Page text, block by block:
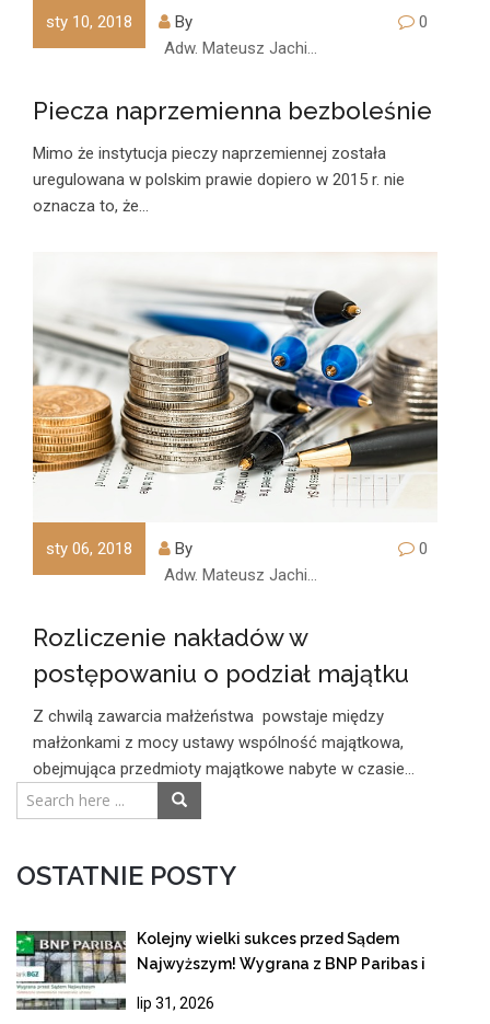
sty 10, 2018
By
Adw. Mateusz Jachimczyk
0
Piecza naprzemienna bezboleśnie
Mimo że instytucja pieczy naprzemiennej została
uregulowana w polskim prawie dopiero w 2015 r. nie
oznacza to, że…
sty 06, 2018
By
Adw. Mateusz Jachimczyk
0
Rozliczenie nakładów w
postępowaniu o podział majątku
Z chwilą zawarcia małżeństwa powstaje między
małżonkami z mocy ustawy wspólność majątkowa,
obejmująca przedmioty majątkowe nabyte w czasie…
OSTATNIE POSTY
Kolejny wielki sukces przed Sądem
Najwyższym! Wygrana z BNP Paribas i
frankowego
lip 31, 2026